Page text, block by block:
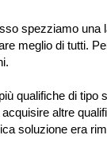
spezziamo una
meglio di tutti.
qualifiche di tipo
altre
soluzione era